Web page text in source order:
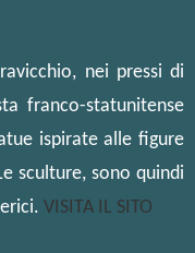
nei pressi di
franco-statunitense
ispirate alle figure
sculture, sono quindi
VISITA IL SITO